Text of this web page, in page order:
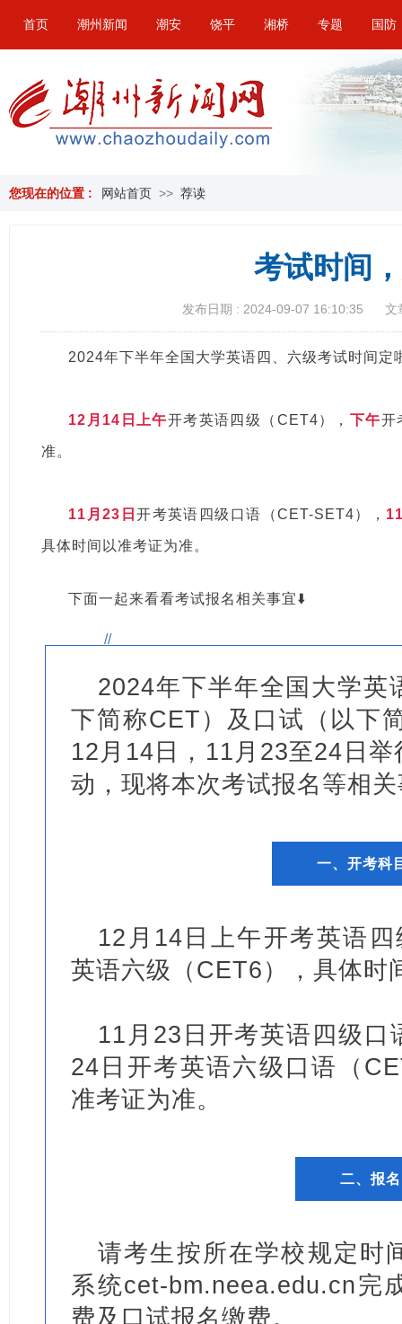
首页 潮州新闻 潮安 饶平 湘桥 专题 国防
您现在的位置 : 网站首页 >> 荐读
考试时间
发布日期 : 2024-09-07 16:10:35 文
2024年下半年全国大学英语四、六级考试时间定
12月14日上午开考英语四级（CET4）， 下午开
准。
11月23日开考英语四级口语（CET-SET4），
具体时间以准考证为准。
下面一起来看看考试报名相关事宜⬇️
//
2024年下半年全国大学英
下简称CET）及口试（以下
12月14日，11月23至24日
动，现将本次考试报名等相
一、开考科
12月14日上午开考英语
英语六级（CET6），具体时
11月23日开考英语四级口
24日开考英语六级口语（
准考证为准。
二、报
请考生按所在学校规定时
系统cet-bm.neea.edu.cn完
费及口试报名缴费。